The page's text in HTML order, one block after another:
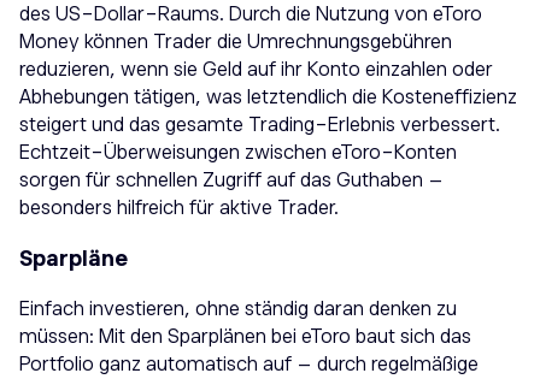
des US-Dollar-Raums. Durch die Nutzung von eToro
Money können Trader die Umrechnungsgebühren
reduzieren, wenn sie Geld auf ihr Konto einzahlen oder
Abhebungen tätigen, was letztendlich die Kosteneffizienz
steigert und das gesamte Trading-Erlebnis verbessert.
Echtzeit-Überweisungen zwischen eToro-Konten
sorgen für schnellen Zugriff auf das Guthaben –
besonders hilfreich für aktive Trader.
Sparpläne
Einfach investieren, ohne ständig daran denken zu
müssen: Mit den Sparplänen bei eToro baut sich das
Portfolio ganz automatisch auf – durch regelmäßige